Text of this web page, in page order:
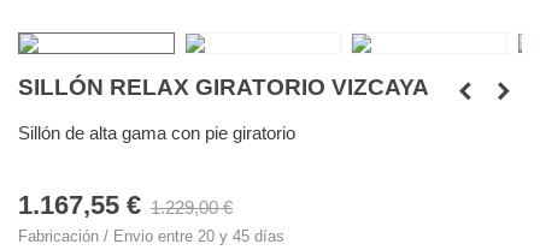
SILLÓN RELAX GIRATORIO VIZCAYA
Sillón de alta gama con pie giratorio
1.167,55 € 1.229,00 €
Fabricación / Envio entre 20 y 45 días